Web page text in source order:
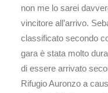
non me lo sarei
vincitore all’arrivo.
classificato secondo
gara è stata molto
di essere arrivato
Rifugio Auronzo a